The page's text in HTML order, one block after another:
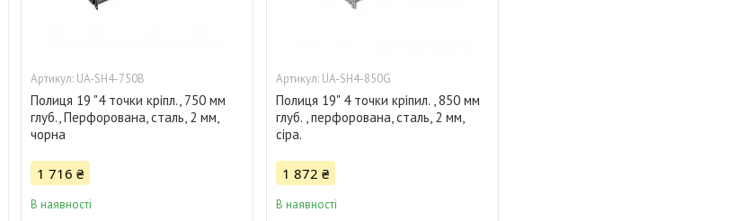
UA-SH4-750B
Полиця 19 "4 точки кріпл., 750 мм
глуб., Перфорована, сталь, 2 мм,
чорна
1 716 ₴
В наявності
UA-SH4-850G
Полиця 19" 4 точки кріпил. , 850 мм
глуб. , перфорована, сталь, 2 мм,
сіра.
1 872 ₴
В наявності